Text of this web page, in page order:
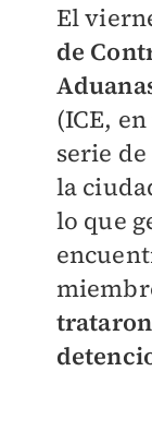
El
de
(ICE,
serie
la
lo que